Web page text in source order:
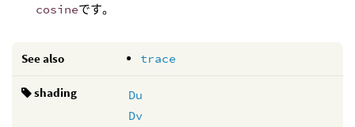
cosineです。
See also trace
shading
Du
Dv